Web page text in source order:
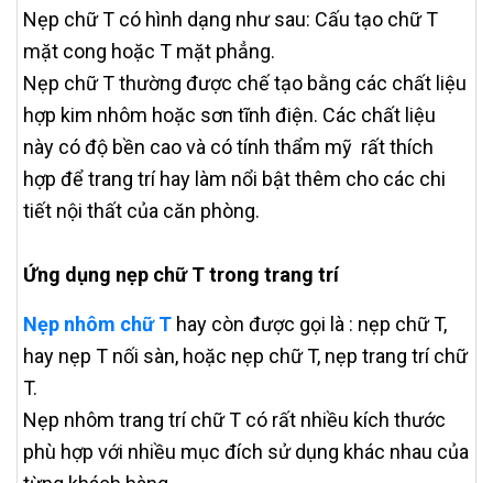
Nẹp chữ T có hình dạng như sau: Cấu tạo chữ T
mặt cong hoặc T mặt phẳng.
Nẹp chữ T thường được chế tạo bằng các chất liệu
hợp kim nhôm hoặc sơn tĩnh điện. Các chất liệu
này có độ bền cao và có tính thẩm mỹ rất thích
hợp để trang trí hay làm nổi bật thêm cho các chi
tiết nội thất của căn phòng.
Ứng dụng nẹp chữ T trong trang trí
Nẹp nhôm chữ T hay còn được gọi là : nẹp chữ T,
hay nẹp T nối sàn, hoặc nẹp chữ T, nẹp trang trí chữ
T.
Nẹp nhôm trang trí chữ T có rất nhiều kích thước
phù hợp với nhiều mục đích sử dụng khác nhau của